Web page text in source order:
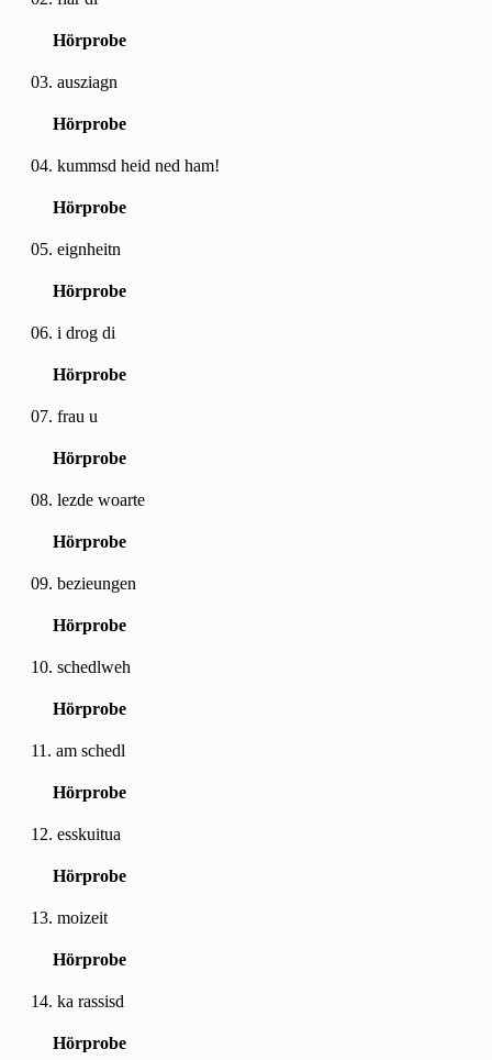
Hörprobe
03. ausziagn
Hörprobe
04. kummsd heid ned ham!
Hörprobe
05. eignheitn
Hörprobe
06. i drog di
Hörprobe
07. frau u
Hörprobe
08. lezde woarte
Hörprobe
09. bezieungen
Hörprobe
10. schedlweh
Hörprobe
11. am schedl
Hörprobe
12. esskuitua
Hörprobe
13. moizeit
Hörprobe
14. ka rassisd
Hörprobe